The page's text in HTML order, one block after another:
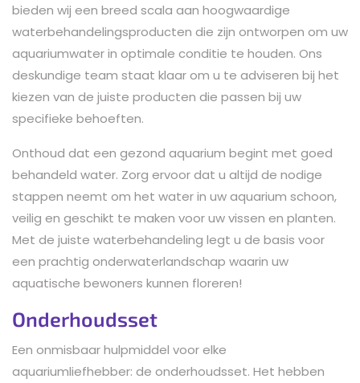
bieden wij een breed scala aan hoogwaardige
waterbehandelingsproducten die zijn ontworpen om uw
aquariumwater in optimale conditie te houden. Ons
deskundige team staat klaar om u te adviseren bij het
kiezen van de juiste producten die passen bij uw
specifieke behoeften.
Onthoud dat een gezond aquarium begint met goed
behandeld water. Zorg ervoor dat u altijd de nodige
stappen neemt om het water in uw aquarium schoon,
veilig en geschikt te maken voor uw vissen en planten.
Met de juiste waterbehandeling legt u de basis voor
een prachtig onderwaterlandschap waarin uw
aquatische bewoners kunnen floreren!
Onderhoudsset
Een onmisbaar hulpmiddel voor elke
aquariumliefhebber: de onderhoudsset. Het hebben